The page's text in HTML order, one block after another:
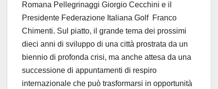
Romana Pellegrinaggi Giorgio Cecchini e il
Presidente Federazione Italiana Golf Franco
Chimenti. Sul piatto, il grande tema dei prossimi
dieci anni di sviluppo di una città prostrata da un
biennio di profonda crisi, ma anche attesa da una
successione di appuntamenti di respiro
internazionale che può trasformarsi in opportunità